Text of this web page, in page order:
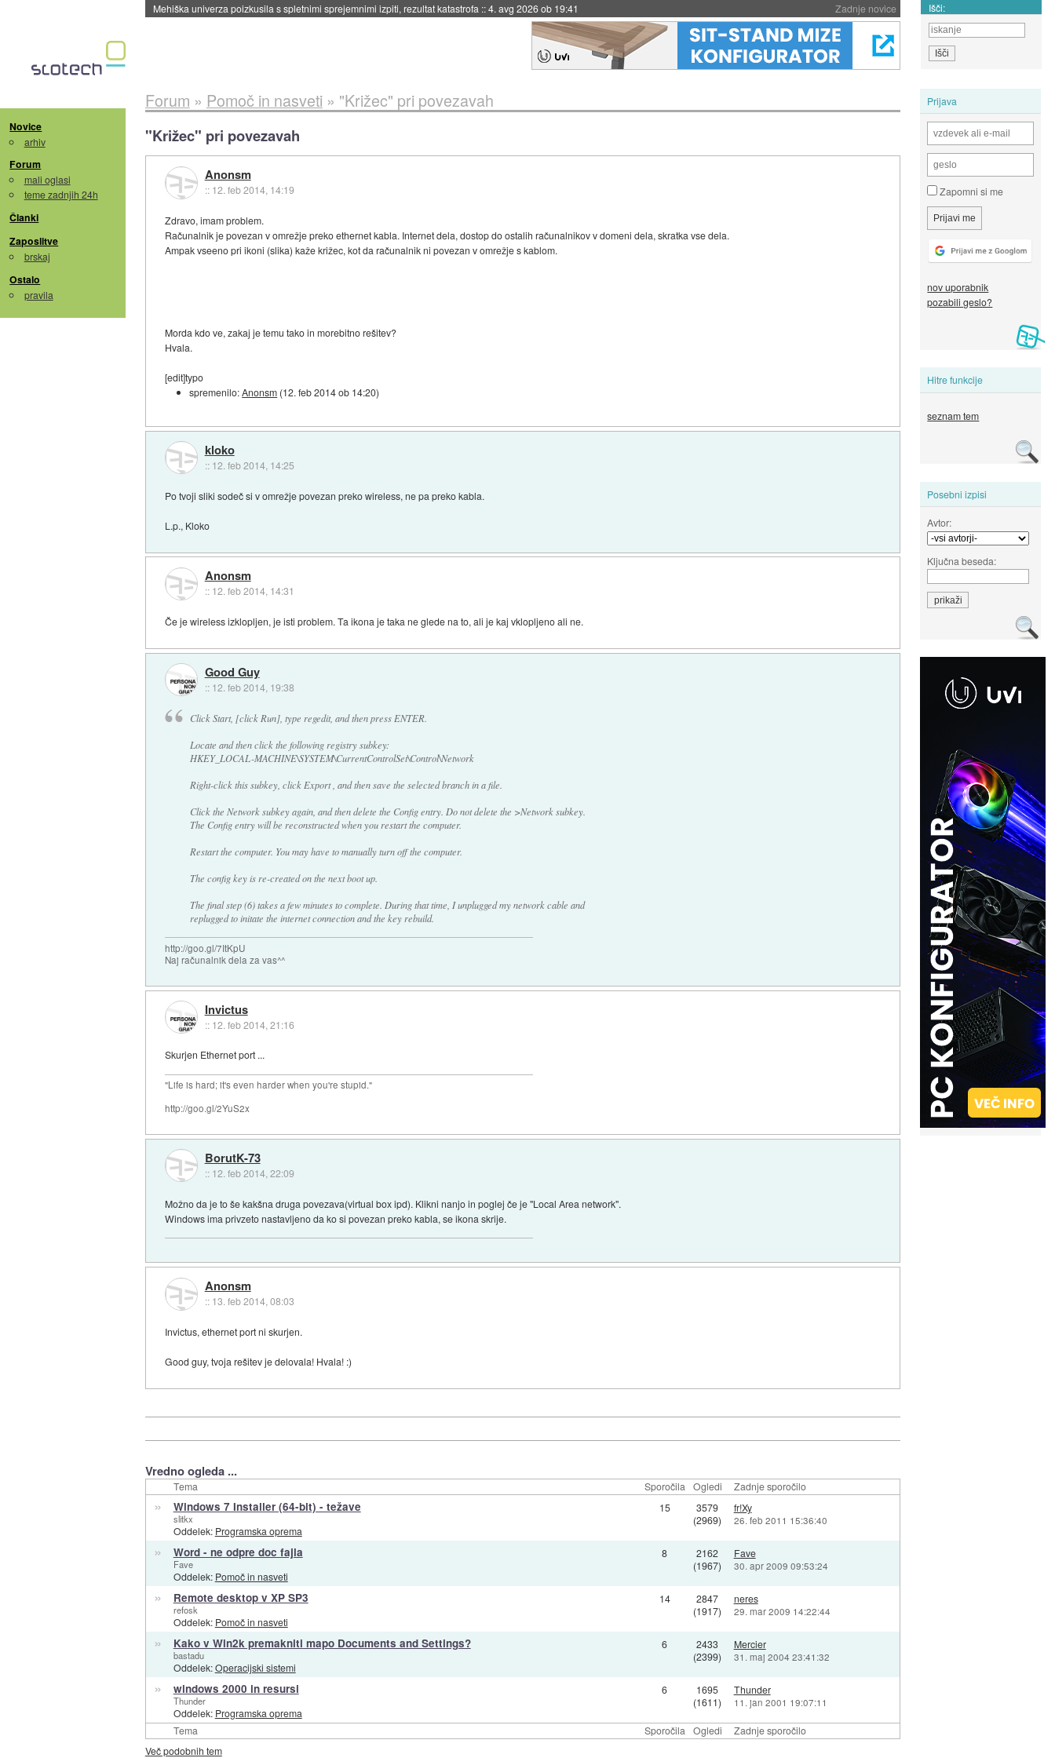
Zadnje novice
Mehiška univerza poizkusila s spletnimi sprejemnimi izpiti, rezultat katastrofa ::4. avg 2026 ob 19:41 Išči:
Novice
arhiv
Forum
mali oglasi
teme zadnjih 24h
Članki
Zaposlitve
brskaj
Ostalo
pravila
Prijava
Zapomni si me
nov uporabnik
pozabili geslo?
Hitre funkcije
seznam tem
Posebni izpisi
Avtor:
Ključna beseda:
Forum » Pomoč in nasveti » "Križec" pri povezavah
"Križec" pri povezavah
Anonsm
:: 12. feb 2014, 14:19
Zdravo, imam problem.
Računalnik je povezan v omrežje preko ethernet kabla. Internet dela, dostop do ostalih računalnikov v domeni dela, skratka vse dela.
Ampak vseeno pri ikoni (slika) kaže križec, kot da računalnik ni povezan v omrežje s kablom.
Morda kdo ve, zakaj je temu tako in morebitno rešitev?
Hvala.
[edit]typo
spremenilo:Anonsm (12. feb 2014 ob 14:20)
kloko
:: 12. feb 2014, 14:25
Po tvoji sliki sodeč si v omrežje povezan preko wireless, ne pa preko kabla.
L.p., Kloko
Anonsm
:: 12. feb 2014, 14:31
Če je wireless izklopljen, je isti problem. Ta ikona je taka ne glede na to, ali je kaj vklopljeno ali ne.
Good Guy
:: 12. feb 2014, 19:38
Click Start, [click Run], type regedit, and then press ENTER.
Locate and then click the following registry subkey:
HKEY_LOCAL-MACHINE\SYSTEM\CurrentControlSet\Control\Network
Right-click this subkey, click Export , and then save the selected branch in a file.
Click the Network subkey again, and then delete the Config entry. Do not delete the >Network subkey.
The Config entry will be reconstructed when you restart the computer.
Restart the computer. You may have to manually turn off the computer.
The config key is re-created on the next boot up.
The final step (6) takes a few minutes to complete. During that time, I unplugged my network cable and
replugged to initate the internet connection and the key rebuild.
http://goo.gl/7ItKpU
Naj računalnik dela za vas^^
Invictus
:: 12. feb 2014, 21:16
Skurjen Ethernet port ...
"Life is hard; it's even harder when you're stupid."
http://goo.gl/2YuS2x
BorutK-73
:: 12. feb 2014, 22:09
Možno da je to še kakšna druga povezava(virtual box ipd). Klikni nanjo in poglej če je "Local Area network".
Windows ima privzeto nastavljeno da ko si povezan preko kabla, se ikona skrije.
Anonsm
:: 13. feb 2014, 08:03
Invictus, ethernet port ni skurjen.
Good guy, tvoja rešitev je delovala! Hvala! :)
Vredno ogleda ...
Tema Sporočila Ogledi Zadnje sporočilo
Tema Sporočila Ogledi Zadnje sporočilo
» Windows 7 Installer (64-bit) - težave
slitkx
Oddelek: Programska oprema
15
3579
(2969)
fr!Xy
26. feb 2011 15:36:40
» Word - ne odpre doc fajla
Fave
Oddelek: Pomoč in nasveti
8
2162
(1967)
Fave
30. apr 2009 09:53:24
» Remote desktop v XP SP3
refosk
Oddelek: Pomoč in nasveti
14
2847
(1917)
neres
29. mar 2009 14:22:44
» Kako v Win2k premakniti mapo Documents and Settings?
bastadu
Oddelek:Operacijski sistemi
6
2433
(2399)
Mercier
31. maj 2004 23:41:32
» windows 2000 in resursi
Thunder
Oddelek: Programska oprema
6
1695
(1611)
Thunder
11. jan 2001 19:07:11
Več podobnih tem